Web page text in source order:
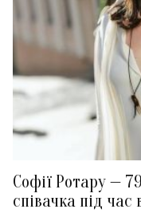
Софії Ротару —
співачка під час